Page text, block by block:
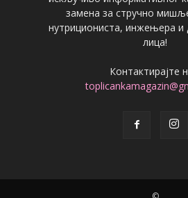
замена за стручно
нутрициониста, инжењера и
лица!
Контактирајте